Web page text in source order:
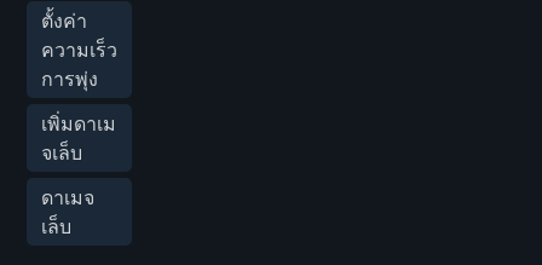
ตั้งค่า
ความเร็ว
การพุ่ง
เพิ่มดาเม
จเล็บ
ดาเมจ
เล็บ